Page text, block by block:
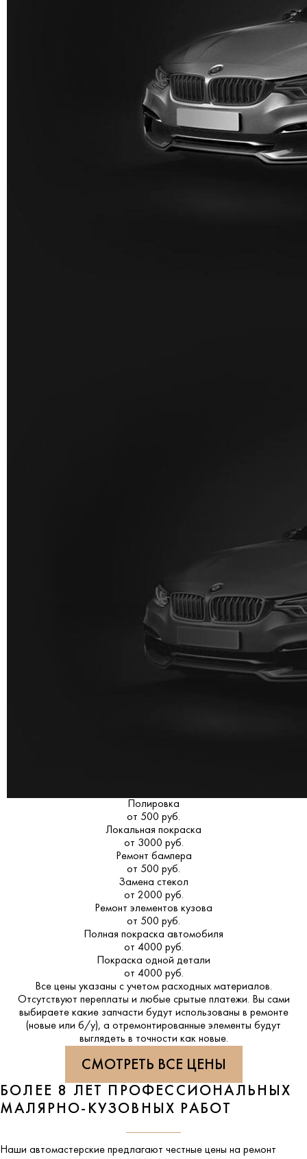
Полировка
от 500 руб.
Локальная покраска
от 3000 руб.
Ремонт бампера
от 500 руб.
Замена стекол
от 2000 руб.
Ремонт элементов кузова
от 500 руб.
Полная покраска автомобиля
от 4000 руб.
Покраска одной детали
от 4000 руб.
Все цены указаны с учетом расходных материалов.
Отсутствуют переплаты и любые срытые платежи. Вы сами
выбираете какие запчасти будут использованы в ремонте
(новые или б/у), а отремонтированные элементы будут
выглядеть в точности как новые.
СМОТРЕТЬ ВСЕ ЦЕНЫ
БОЛЕЕ 8 ЛЕТ ПРОФЕССИОНАЛЬНЫХ
МАЛЯРНО-КУЗОВНЫХ РАБОТ
Наши автомастерские предлагают честные цены на ремонт